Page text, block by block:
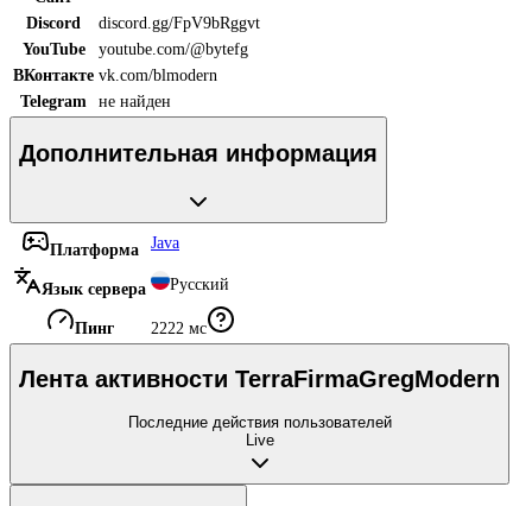
Discord
discord.gg/FpV9bRggvt
YouTube
youtube.com/@bytefg
ВКонтакте vk.com/blmodern
Telegram
не найден
Дополнительная информация
Платформа Java
Язык сервера Русский
Пинг 2222 мс
Лента активности TerraFirmaGregModern
Последние действия пользователей
Live